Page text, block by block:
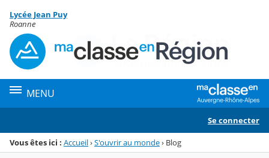
Menu de la rubrique
Contenu
Lycée Jean Puy
Roanne
MENU
Se connecter
Vous êtes ici : Accueil›S'ouvrir au monde› Blog